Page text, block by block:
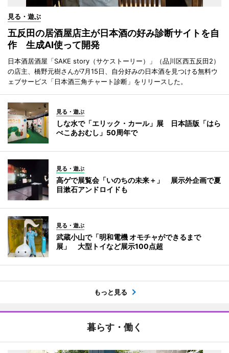
見る・遊ぶ
五反田の居酒屋店主が日本酒の好み診断サイトを自
作 生成AI使って開発
日本酒居酒屋「SAKE story（サケストーリー）」（品川区西五反田2）
の店主、橋野元樹さんが7月15日、自分好みの日本酒を見つける無料ウ
ェブサービス「日本酒三角チャート診断」をリリースした。
見る・遊ぶ
しな水で「エリック・カール」展 日本語版「はら
ぺこあおむし」50周年で
見る・遊ぶ
高ゲで展覧会「いのちの未来＋」 展示外企画で夏
目漱石アンドロイドも
見る・遊ぶ
武蔵小山で「明和電機 オモチャができるまで
展」 大型トイなど展示100点超
もっと見る
暮らす・働く